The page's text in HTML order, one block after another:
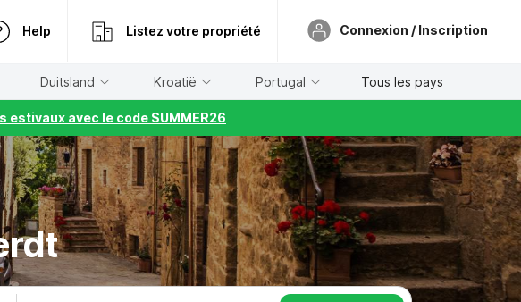
Help Listez votre propriété Connexion / Inscription
Duitsland Kroatië Portugal Tous les pays
avec le code SUMMER26